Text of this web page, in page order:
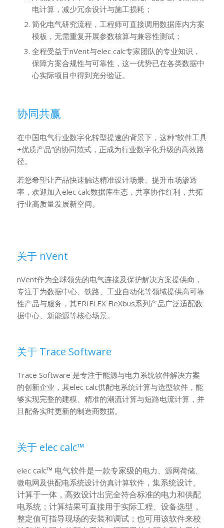
电计算，减少冗余设计与施工损耗；
简化电气研究流程，工程师可直接调用数据库内方案
模板，无需重复开展参数核算与兼容性测试；
全程受益于nVent与elec calc专家团队的专业知识，
保障方案合规性与可靠性，这一优势已在各类数据中
心实际项目中得到充分验证。
协同共赢
在中国电气行业数字化转型提速的背景下，这种“软件工具
+优质产品”的协同范式，正成为行业数字化升级的高效路
径。
若您希望让产品快速触达精准设计场景、提升市场渗透
率，欢迎加入elec calc数据库生态，共享协作红利，共拓
行业高质量发展新空间。
关于 nVent
nVent作为全球领先的电气连接及保护解决方案提供商，
专注于为数据中心、铁路、工业自动化等领域提供高可靠
性产品与服务，其ERIFLEX FleXbus系列产品广泛适配数
据中心、新能源等核心场景。
关于 Trace Software
Trace Software 是专注于能源与电力系统软件解决方案
的创新企业，其elec calc供配电系统计算与选型软件，能
够实现完整的建模、精准的潮流计算与短路电流计算，并
且配备实时更新的制造商数据。
关于 elec calc™
elec calc™ 电气软件是一款专家级的电力、源网荷储、
微电网及供配电系统设计仿真计算软件，集系统设计、
计算于一体，高效设计出完全符合标准的电力和供配
电系统；计算结果可直接用于实际工程、设备选型，
整定值可指导现场的安装和调试；也可用该软件来校